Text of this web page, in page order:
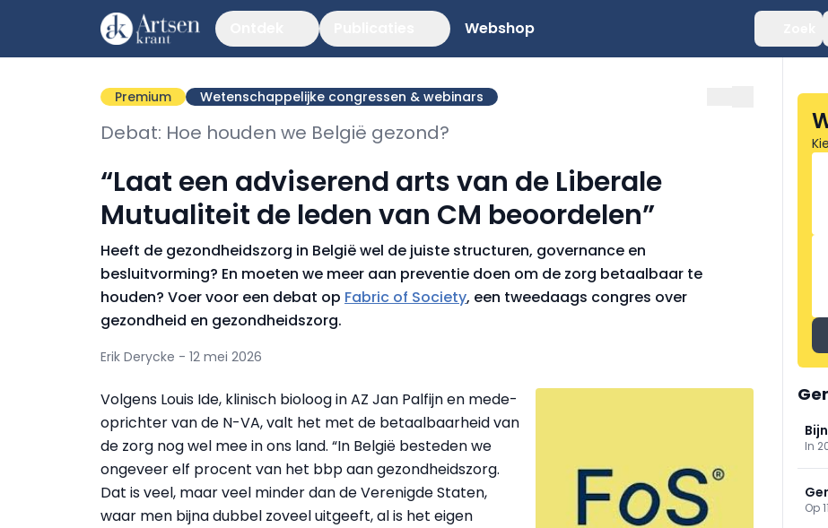
Webshop
Premium Wetenschappelijke congressen & webinars
Debat: Hoe houden we België gezond?
“Laat een adviserend arts van de Liberale
Mutualiteit de leden van CM beoordelen”
Heeft de gezondheidszorg in België wel de juiste structuren, governance en
besluitvorming? En moeten we meer aan preventie doen om de zorg betaalbaar te
houden? Voer voor een debat op Fabric of Society, een tweedaags congres over
gezondheid en gezondheidszorg.
Erik Derycke - 12 mei 2026
Volgens Louis Ide, klinisch bioloog in AZ Jan Palfijn en mede-
oprichter van de N-VA, valt het met de betaalbaarheid van
de zorg nog wel mee in ons land. “In België besteden we
ongeveer elf procent van het bbp aan gezondheidszorg.
Dat is veel, maar veel minder dan de Verenigde Staten,
waar men bijna dubbel zoveel uitgeeft, al is het eigen
In
Op